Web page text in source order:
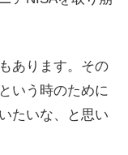
あります。その
いう時のために
たいな、と思い